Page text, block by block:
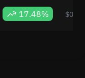
17.48% $0.00